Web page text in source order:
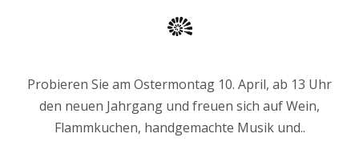
Probieren Sie am Ostermontag 10. April, ab 13 Uhr
den neuen Jahrgang und freuen sich auf Wein,
Flammkuchen, handgemachte Musik und..